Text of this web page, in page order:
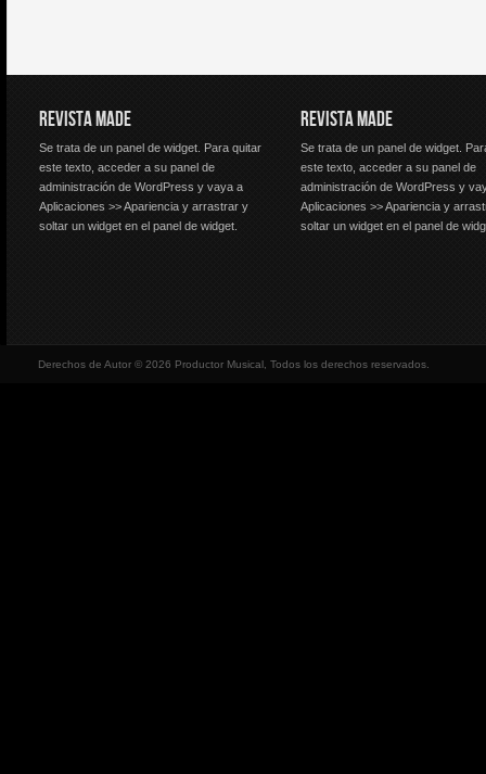
REVISTA MADE
Se trata de un panel de widget. Para quitar
este texto, acceder a su panel de
administración de WordPress y vaya a
Aplicaciones >> Apariencia y arrastrar y
soltar un widget en el panel de widget.
REVISTA MADE
Se trata de un panel de widget.
este texto, acceder a su panel de
administración de WordPress y
Aplicaciones >> Apariencia y
soltar un widget en el panel de
Derechos de Autor © 2026 Productor Musical, Todos los derechos reservados.